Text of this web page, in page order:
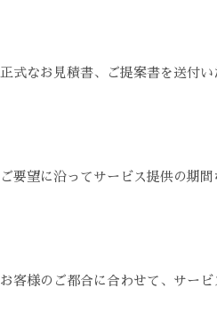
正式なお見積書、ご提案書を送付い
ご要望に沿ってサービス提供の期間
お客様のご都合に合わせて、サービ